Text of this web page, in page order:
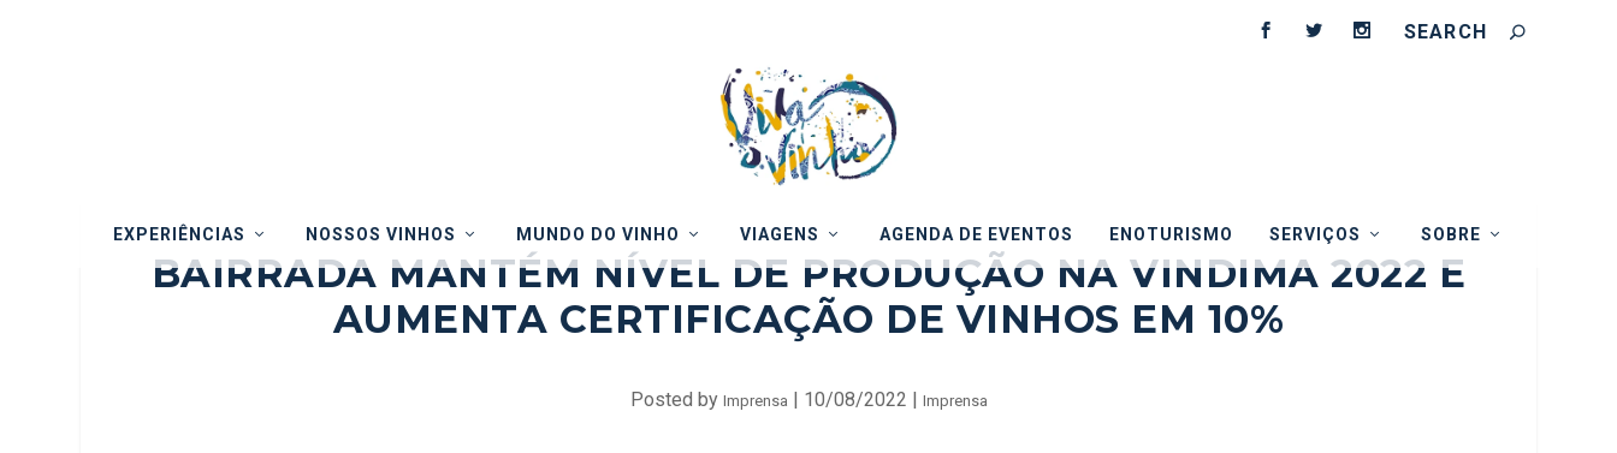
EXPERIÊNCIAS NOSSOS VINHOS MUNDO DO VINHO VIAGENS AGENDA DE EVENTOS ENOTURISMO SERVIÇOS SOBRE
BAIRRADA MANTÉM NÍVEL DE PRODUÇÃO NA VINDIMA 2022 E
AUMENTA CERTIFICAÇÃO DE VINHOS EM 10%
Posted by Imprensa | 10/08/2022 | Imprensa